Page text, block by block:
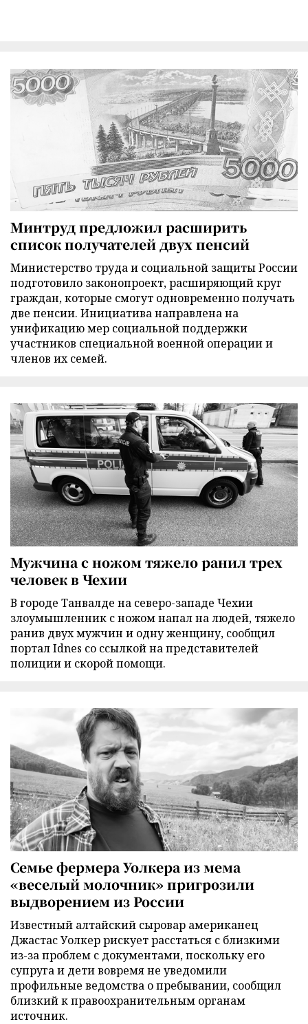
Минтруд предложил расширить
список получателей двух пенсий
Министерство труда и социальной защиты России
подготовило законопроект, расширяющий круг
граждан, которые смогут одновременно получать
две пенсии. Инициатива направлена на
унификацию мер социальной поддержки
участников специальной военной операции и
членов их семей.
Мужчина с ножом тяжело ранил трех
человек в Чехии
В городе Танвалде на северо-западе Чехии
злоумышленник с ножом напал на людей, тяжело
ранив двух мужчин и одну женщину, сообщил
портал Idnes со ссылкой на представителей
полиции и скорой помощи.
Семье фермера Уолкера из мема
«веселый молочник» пригрозили
выдворением из России
Известный алтайский сыровар американец
Джастас Уолкер рискует расстаться с близкими
из-за проблем с документами, поскольку его
супруга и дети вовремя не уведомили
профильные ведомства о пребывании, сообщил
близкий к правоохранительным органам
источник.